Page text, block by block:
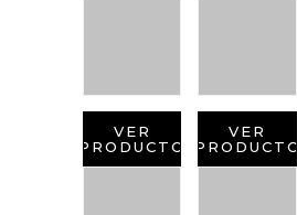
VER
PRODUCTO
VER
PRODUCTO